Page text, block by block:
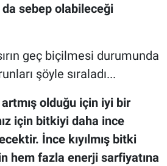
sebep olabileceği
geç biçilmesi durumunda
şöyle sıraladı...
olduğu için iyi bir
için bitkiyi daha ince
İnce kıyılmış bitki
hem fazla enerji sarfiyatına